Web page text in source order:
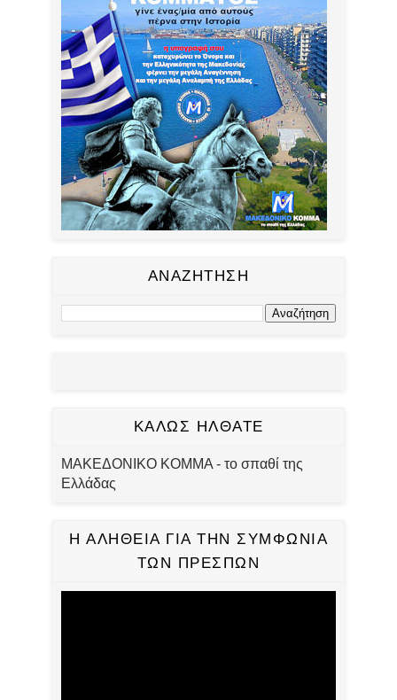
ΑΝΑΖΗΤΗΣΗ
ΚΑΛΩΣ ΗΛΘΑΤΕ
ΜΑΚΕΔΟΝΙΚΟ ΚΟΜΜΑ - το σπαθί της
Ελλάδας
Η ΑΛΗΘΕΙΑ ΓΙΑ ΤΗΝ ΣΥΜΦΩΝΙΑ
ΤΩΝ ΠΡΕΣΠΩΝ